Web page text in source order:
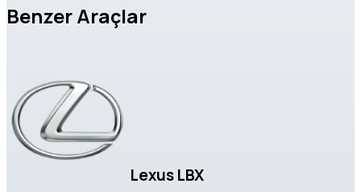
Benzer Araçlar
Lexus LBX